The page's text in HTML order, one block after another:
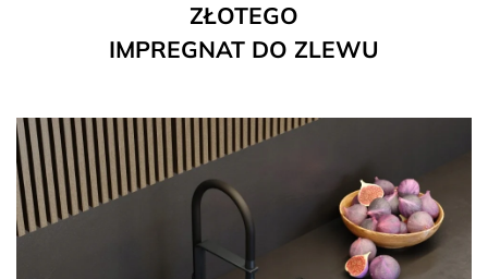
ZŁOTEGO
IMPREGNAT DO ZLEWU